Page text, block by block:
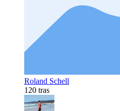
Roland Schell
120 tras